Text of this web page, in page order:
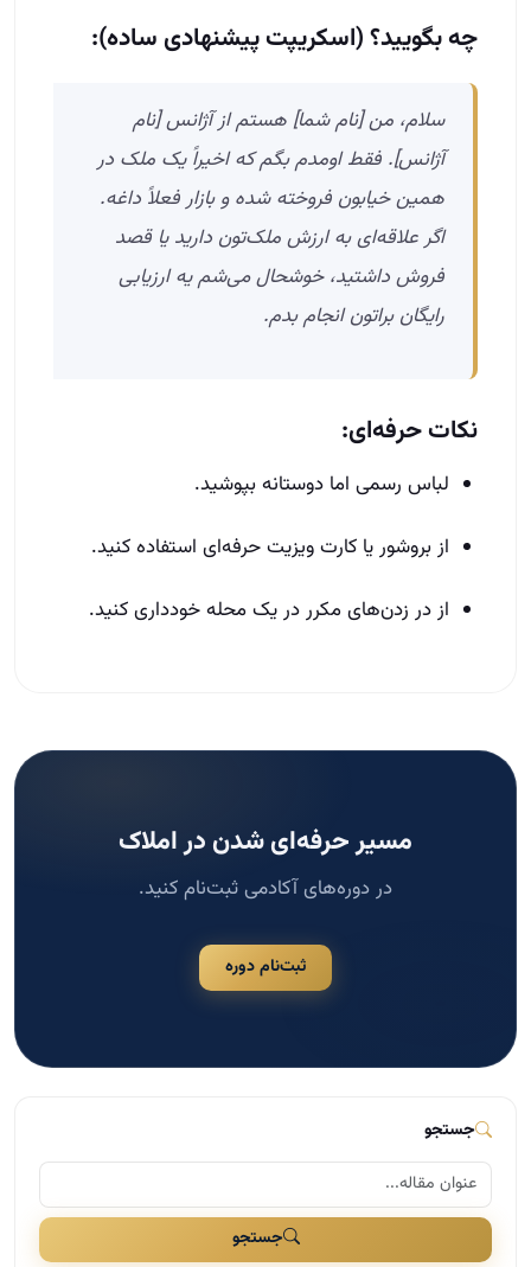
چه بگویید؟ (اسکریپت پیشنهادی ساده):
سلام، من [نام شما] هستم از آژانس [نام
آژانس]. فقط اومدم بگم که اخیراً یک ملک در
همین خیابون فروخته شده و بازار فعلاً داغه.
اگر علاقه‌ای به ارزش ملک‌تون دارید یا قصد
فروش داشتید، خوشحال می‌شم یه ارزیابی
رایگان براتون انجام بدم.
نکات حرفه‌ای:
لباس رسمی اما دوستانه بپوشید.
از بروشور یا کارت ویزیت حرفه‌ای استفاده کنید.
از در زدن‌های مکرر در یک محله خودداری کنید.
مسیر حرفه‌ای شدن در املاک
در دوره‌های آکادمی ثبت‌نام کنید.
ثبت‌نام دوره
جستجو
جستجو